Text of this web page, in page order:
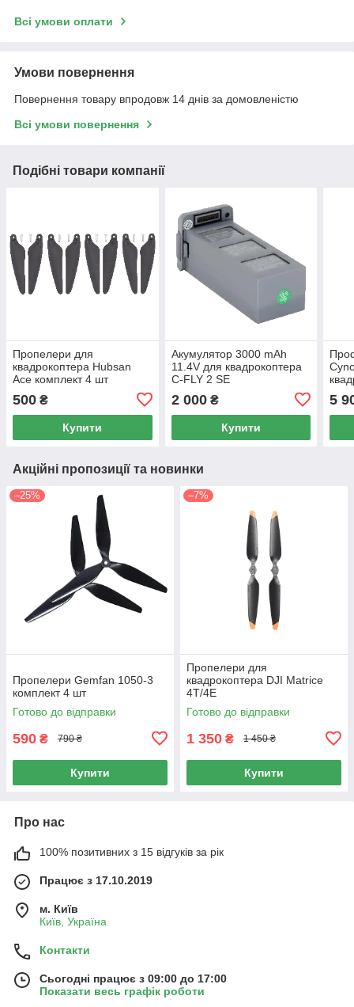
Всі умови оплати
Умови повернення
Повернення товару впродовж 14 днів за домовленістю
Всі умови повернення
Подібні товари компанії
Пропелери для
квадрокоптера Hubsan
Ace комплект 4 шт
500 ₴
Купити
Акумулятор 3000 mAh
11.4V для квадрокоптера
C-FLY 2 SE
2 000₴
Купити
5
Акційні пропозиції та новинки
–25%
Пропелери Gemfan 1050-3
комплект 4 шт
Готово до відправки
590 ₴ 790 ₴
Купити
–7%
Пропелери для
квадрокоптера DJI Matrice
4T/4E
Готово до відправки
1 350 ₴ 1 450 ₴
Купити
Про нас
100% позитивних з 15 відгуків за рік
Працює з 17.10.2019
м. Київ
Київ, Україна
Контакти
Сьогодні працює з 09:00 до 17:00
Показати весь графік роботи